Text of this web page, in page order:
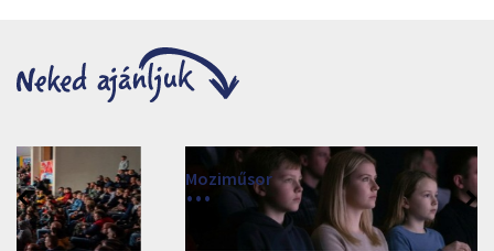
Moziműsor
2026
Cinema Agria, Eger 3300, Törvényház utca 4.